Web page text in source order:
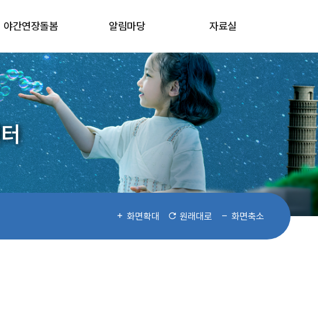
야간연장돌봄 알림마당 자료실
화면확대 원래대로 화면축소